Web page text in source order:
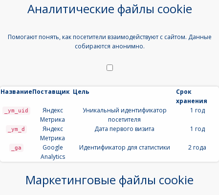
Аналитические файлы cookie
Помогают понять, как посетители взаимодействуют с сайтом. Данные
собираются анонимно.
НазваниеПоставщик Цель
Срок
хранения
_ym_uid
Яндекс
Метрика
Уникальный идентификатор
посетителя
1 год
_ym_d
Яндекс
Метрика
Дата первого визита 1 год
_ga
Google
Analytics
Идентификатор для статистики 2 года
Маркетинговые файлы cookie